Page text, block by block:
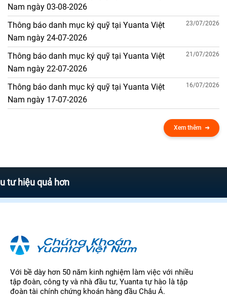
Nam ngày 03-08-2026
Thông báo danh mục ký quỹ tại Yuanta Việt
Nam ngày 24-07-2026
23/07/2026
Thông báo danh mục ký quỹ tại Yuanta Việt
Nam ngày 22-07-2026
21/07/2026
Thông báo danh mục ký quỹ tại Yuanta Việt
Nam ngày 17-07-2026
16/07/2026
Xem thêm
quả hơn
Với bề dày hơn 50 năm kinh nghiệm làm việc với nhiều
tập đoàn, công ty và nhà đầu tư, Yuanta tự hào là tập
đoàn tài chính chứng khoán hàng đầu Châu Á.